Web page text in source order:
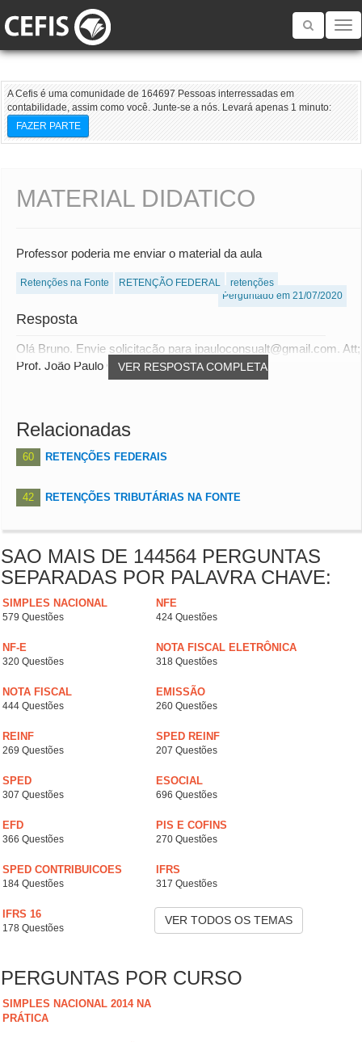
Toggle
A Cefis é uma comunidade de 164697 Pessoas interressadas em
contabilidade, assim como você. Junte-se a nós. Levará apenas 1 minuto:
FAZER PARTE
MATERIAL DIDATICO
Professor poderia me enviar o material da aula
Retenções na Fonte RETENÇÃO FEDERAL
retenções
Perguntado em 21/07/2020
Resposta
VER RESPOSTA COMPLETA
Olá Bruno. Envie solicitação para jpauloconsualt@gmail.com. Att;
Prof. João Paulo Oliveira
Relacionadas
60 RETENÇÕES FEDERAIS
42 RETENÇÕES TRIBUTÁRIAS NA FONTE
SAO MAIS DE 144564 PERGUNTAS
SEPARADAS POR PALAVRA CHAVE:
SIMPLES NACIONAL
579 Questões
NFE
424 Questões
NF-E
320 Questões
NOTA FISCAL ELETRÔNICA
318 Questões
NOTA FISCAL
444 Questões
EMISSÃO
260 Questões
REINF
269 Questões
SPED REINF
207 Questões
SPED
307 Questões
ESOCIAL
696 Questões
EFD
366 Questões
PIS E COFINS
270 Questões
SPED CONTRIBUICOES
184 Questões
IFRS
317 Questões
IFRS 16
178 Questões
VER TODOS OS TEMAS
PERGUNTAS POR CURSO
SIMPLES NACIONAL 2014 NA
PRÁTICA